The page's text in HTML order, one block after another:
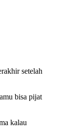
setelah
bisa pijat
kalau